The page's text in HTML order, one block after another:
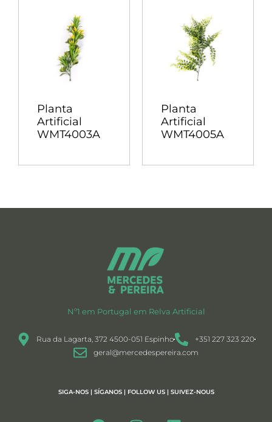
Planta
Artificial
WMT4003A
Planta
Artificial
WMT4005A
Nº1 em Portugal em Relva Artificial
Rua da Lagarta, 372 4500-051 Espinho
+351 227 323 220
geral@mercedespereira.com
SIGA-NOS | SÍGANOS | FOLLOW US | SUIVEZ-NOUS